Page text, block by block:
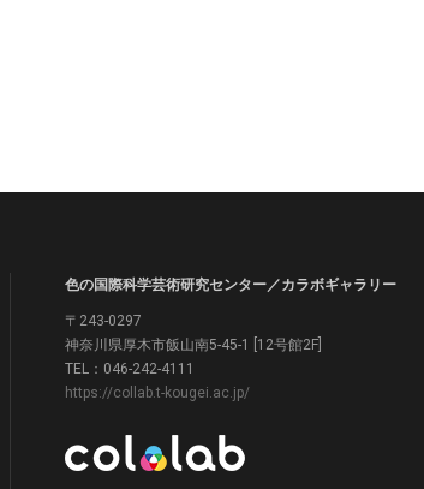
色の国際科学芸術研究センター／カラボギャラリー
〒243-0297
神奈川県厚木市飯山南5-45-1 [12号館2F]
TEL：046-242-4111
https://collab.t-kougei.ac.jp/